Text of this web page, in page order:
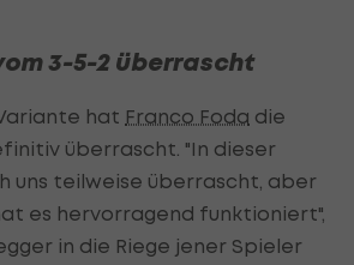
3-5-2 überrascht
hat Franco Foda die
überrascht. "In dieser
uns teilweise überrascht, aber
es hervorragend funktioniert",
in die Riege jener Spieler